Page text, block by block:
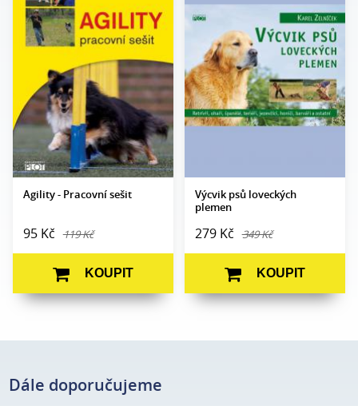
Agility - Pracovní sešit
95 Kč 119 Kč
Autor:
Karina Divišová,
Martina Podešťová
Edice:
Edukace
Počet
Formát:
A5
Vazba:
V2 (brož.)
Obrazová čb ilustrace
Datum
vydání:
20. 11. 2009
KOUPIT
Výcvik psů loveckých
plemen
279 Kč 349 Kč
Autor:
Karel Zelníček
Edice:
Edukace
Počet stran:
238
Formát:
210 x 145
Vazba:
V8a (pevná)
Obrazová
část:
čb a barev.
fotografie
Datum
vydání:
14. 10. 2010
KOUPIT
Dále doporučujeme